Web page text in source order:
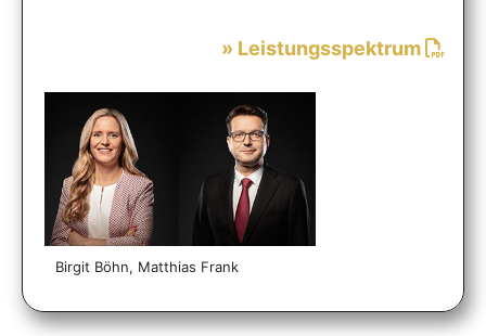
» Leistungsspektrum
Birgit Böhn, Matthias Frank